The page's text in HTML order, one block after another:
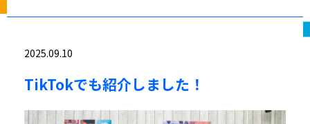
2025.09.10
TikTokでも紹介しました！